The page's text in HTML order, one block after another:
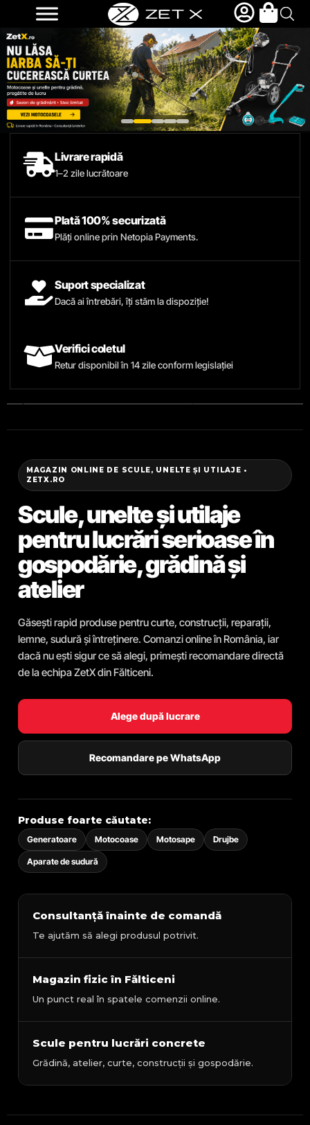
Livrare rapidă
1–2 zile lucrătoare
Plată 100% securizată
Plăți online prin Netopia Payments.
Suport specializat
Dacă ai întrebări, îți stăm la dispoziție!
Verifici coletul
Retur disponibil în 14 zile conform legislației
MAGAZIN ONLINE DE SCULE, UNELTE ȘI UTILAJE •
ZETX.RO
Scule, unelte și utilaje
pentru lucrări serioase în
gospodărie, grădină și
atelier
Găsești rapid produse pentru curte, construcții, reparații,
lemne, sudură și întreținere. Comanzi online în România, iar
dacă nu ești sigur ce să alegi, primești recomandare directă
de la echipa ZetX din Fălticeni.
Alege după lucrare
Recomandare pe WhatsApp
Produse foarte căutate:
Generatoare Motocoase Motosape Drujbe
Aparate de sudură
Consultanță înainte de comandă
Te ajutăm să alegi produsul potrivit.
Magazin fizic în Fălticeni
Un punct real în spatele comenzii online.
Scule pentru lucrări concrete
Grădină, atelier, curte, construcții și gospodărie.